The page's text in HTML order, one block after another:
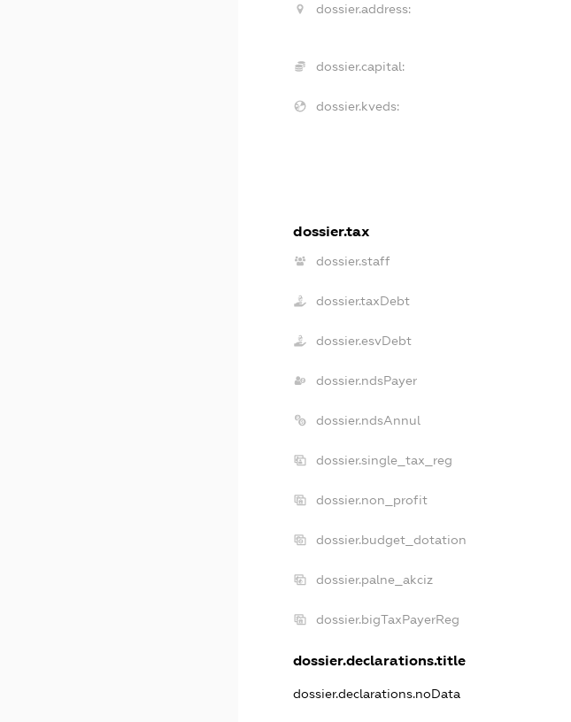
dossier.address:
dossier.capital:
dossier.kveds:
dossier.tax
dossier.staff
dossier.taxDebt
dossier.esvDebt
dossier.ndsPayer
dossier.ndsAnnul
dossier.single_tax_reg
dossier.non_profit
dossier.budget_dotation
dossier.palne_akciz
dossier.bigTaxPayerReg
dossier.declarations.title
dossier.declarations.noData